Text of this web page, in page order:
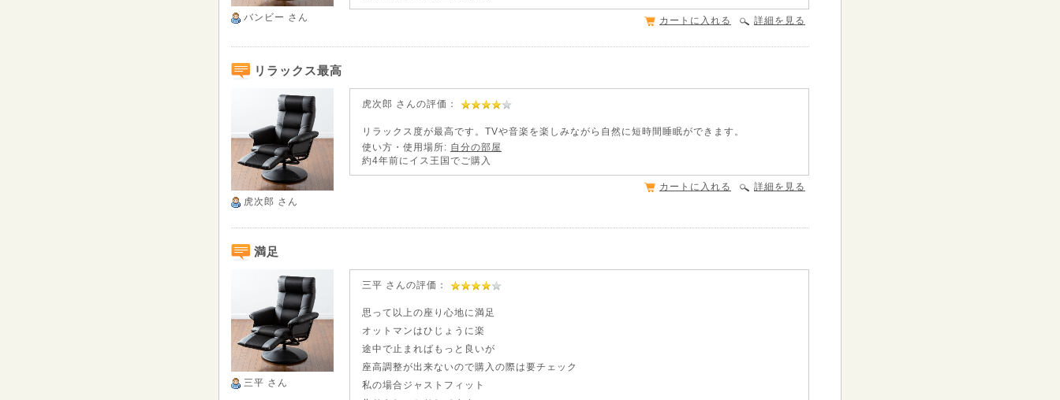
バンビー さん 詳細を見る
カートに入れる
リラックス最高
虎次郎 さん
虎次郎 さんの評価：
リラックス度が最高です。TVや音楽を楽しみながら自然に短時間睡眠ができます。
使い方・使用場所: 自分の部屋
約4年前にイス王国でご購入
詳細を見る
カートに入れる
満足
三平 さん
三平 さんの評価：
思って以上の座り心地に満足
オットマンはひじょうに楽
途中で止まればもっと良いが
座高調整が出来ないので購入の際は要チェック
私の場合ジャストフィット